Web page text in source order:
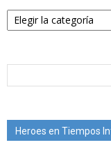
Categorías
Heroes en Tiempos